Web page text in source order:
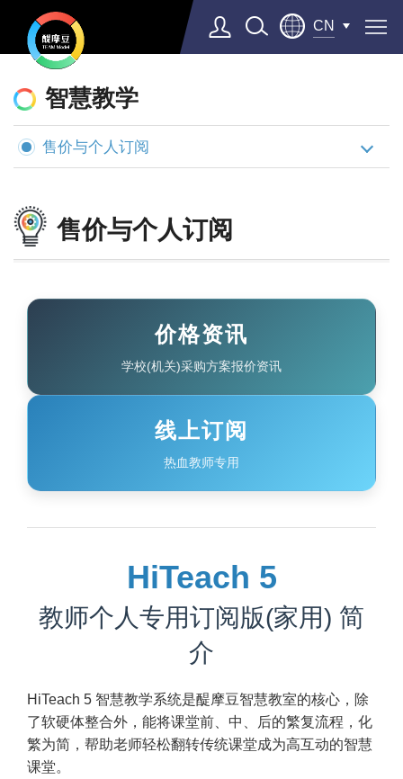
CN
摩
豆
AI
慧
学
智慧教学
售价与个人订阅
售价与个人订阅
价格资讯
学校(机关)采购方案报价资讯
线上订阅
热血教师专用
HiTeach 5
教师个人专用订阅版(家用) 简
介
HiTeach 5 智慧教学系统是醍摩豆智慧教室的核心，除
了软硬体整合外，能将课堂前、中、后的繁复流程，化
繁为简，帮助老师轻松翻转传统课堂成为高互动的智慧
课堂。